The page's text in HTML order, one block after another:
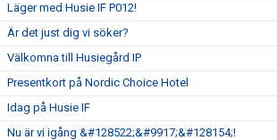
Läger med Husie IF P012!
Är det just dig vi söker?
Välkomna till Husiegård IP
Presentkort på Nordic Choice Hotel
Idag på Husie IF
Nu är vi igång &#128522;&#9917;&#128154;!